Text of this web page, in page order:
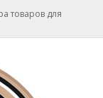
товаров для